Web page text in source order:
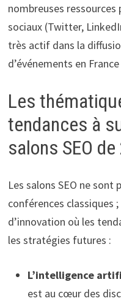
nombreuses ressources
sociaux (Twitter,
très actif dans la
d’événements en
Les
tendances à
salons SEO
Les salons SEO ne sont
conférences classiques
d’innovation où les
les stratégies futures :
L’intelligence
est au cœur des